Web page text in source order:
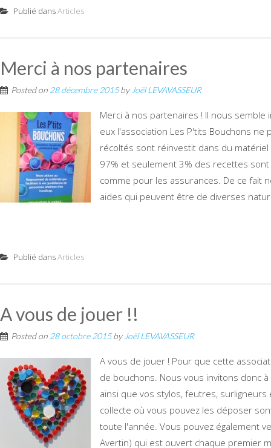
Publié dansArticles
Merci à nos partenaires
Posted on 28 décembre 2015by Joël LEVAVASSEUR
Merci à nos partenaires ! Il nous
eux l'association Les P'tits Bouchons
récoltés sont réinvestit dans du
97% et seulement 3% des recettes
comme pour les assurances. De ce fait
aides qui peuvent être de diverses
Publié dansArticles
A vous de jouer !!
Posted on 28 octobre 2015by Joël LEVAVASSEUR
A vous de jouer ! Pour que cette
de bouchons. Nous vous invitons donc
ainsi que vos stylos, feutres,
collecte où vous pouvez les déposer
toute l'année. Vous pouvez également
Avertin) qui est ouvert chaque premier